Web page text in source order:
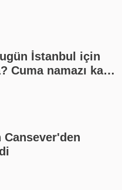
İstanbul için
Cuma namazı kaç
Cansever'den